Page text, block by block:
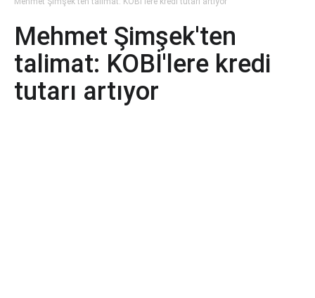
Mehmet Şimşek'ten
talimat: KOBİ'lere kredi
tutarı artıyor